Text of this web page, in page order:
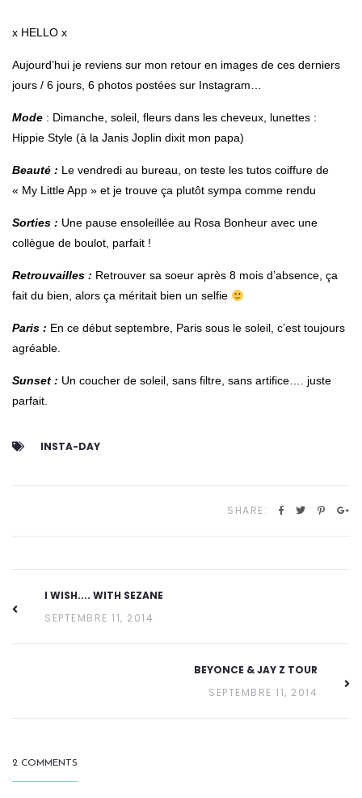
x HELLO x
Aujourd’hui je reviens sur mon retour en images de ces derniers
jours / 6 jours, 6 photos postées sur Instagram…
Mode : Dimanche, soleil, fleurs dans les cheveux, lunettes :
Hippie Style (à la Janis Joplin dixit mon papa)
Beauté : Le vendredi au bureau, on teste les tutos coiffure de
« My Little App » et je trouve ça plutôt sympa comme rendu
Sorties : Une pause ensoleillée au Rosa Bonheur avec une
collègue de boulot, parfait !
Retrouvailles : Retrouver sa soeur après 8 mois d’absence, ça
fait du bien, alors ça méritait bien un selfie
Paris : En ce début septembre, Paris sous le soleil, c’est toujours
agréable.
Sunset : Un coucher de soleil, sans filtre, sans artifice…. juste
parfait.
INSTA-DAY
SHARE:
I WISH.... WITH SEZANE
SEPTEMBRE 11, 2014
BEYONCE & JAY Z TOUR
SEPTEMBRE 11, 2014
2 COMMENTS